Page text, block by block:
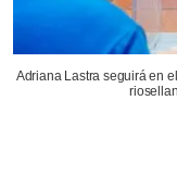
Adriana Lastra seguirá en